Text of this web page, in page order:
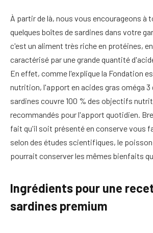
À partir de là, nous vous encourageons à
quelques boîtes de sardines dans votre
c'est un aliment très riche en protéines,
caractérisé par une grande quantité
En effet, comme l'explique la Fondation
nutrition, l'apport en acides gras oméga 3
sardines couvre 100 % des objectifs
recommandés pour l'apport quotidien.
fait qu'il soit présenté en conserve vous
selon des études scientifiques, le
pourrait conserver les mêmes bienfaits
Ingrédients pour une
sardines premium